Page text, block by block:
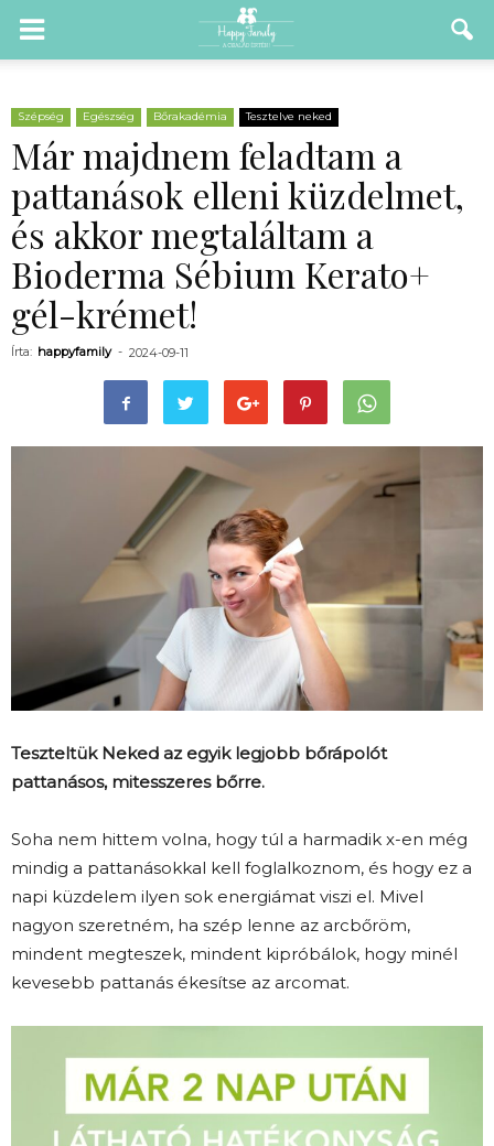
Szépség Egészség Bőrakadémia Tesztelve neked
Már majdnem feladtam a
pattanások elleni küzdelmet,
és akkor megtaláltam a
Bioderma Sébium Kerato+
gél-krémet!
Írta: happyfamily - 2024-09-11
Teszteltük Neked az egyik legjobb bőrápolót
pattanásos, mitesszeres bőrre.
Soha nem hittem volna, hogy túl a harmadik x-en még
mindig a pattanásokkal kell foglalkoznom, és hogy ez a
napi küzdelem ilyen sok energiámat viszi el. Mivel
nagyon szeretném, ha szép lenne az arcbőröm,
mindent megteszek, mindent kipróbálok, hogy minél
kevesebb pattanás ékesítse az arcomat.